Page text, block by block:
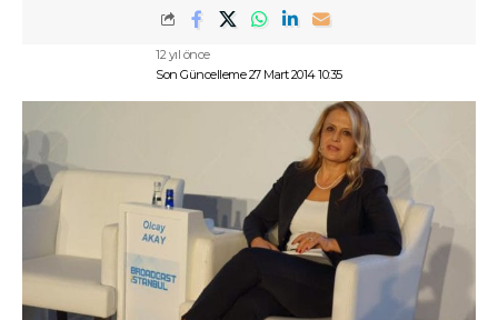
Son Güncelleme 27 Mart 2014 10:35
12 yıl önce